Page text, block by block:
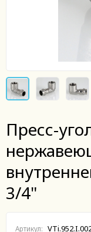
Пресс-
3/4"
Артикул: